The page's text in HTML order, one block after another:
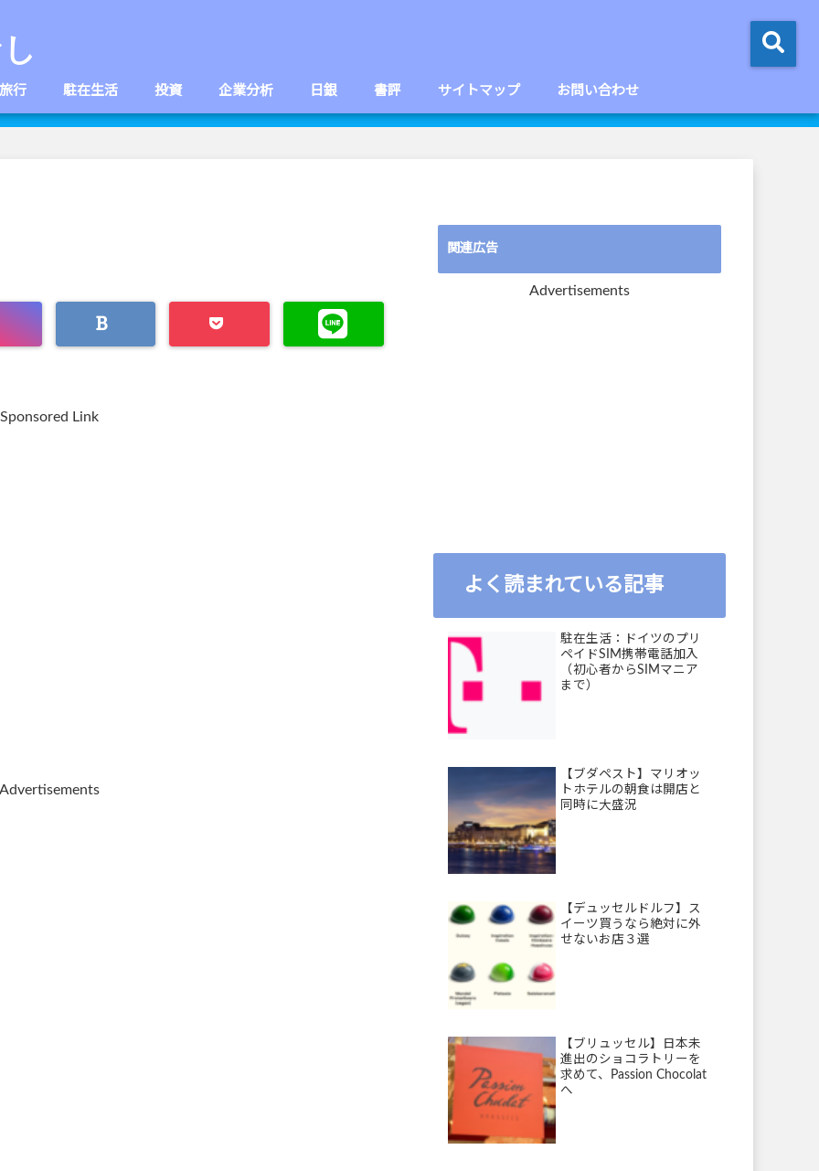
旅行 駐在生活 投資 企業分析 日銀 書評 サイトマップ お問い合わせ
Sponsored Link
Advertisements
関連広告
Advertisements
よく読まれている記事
駐在生活：ドイツのプリ
ペイドSIM携帯電話加入
（初心者からSIMマニア
まで）
【ブダペスト】マリオッ
トホテルの朝食は開店と
同時に大盛況
【デュッセルドルフ】ス
イーツ買うなら絶対に外
せないお店３選
【ブリュッセル】日本未
進出のショコラトリーを
求めて、Passion Chocolat
へ